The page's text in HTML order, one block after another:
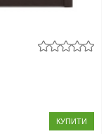
КУПИТИ